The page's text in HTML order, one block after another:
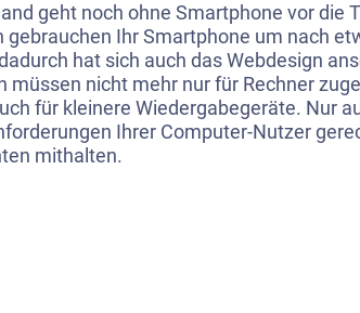
geht noch ohne Smartphone vor die
gebrauchen Ihr Smartphone um nach
hat sich auch das Webdesign
müssen nicht mehr nur für Rechner
für kleinere Wiedergabegeräte. Nur
Ihrer Computer-Nutzer
mithalten.